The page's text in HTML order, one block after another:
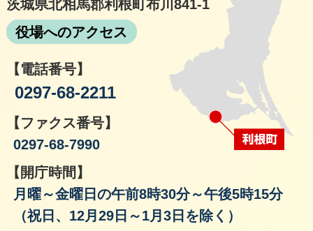
茨城県北相馬郡利根町布川841-1
役場へのアクセス
【電話番号】
0297-68-2211
【ファクス番号】
0297-68-7990
【開庁時間】
月曜～金曜日の午前8時30分～午後5時15分
（祝日、12月29日～1月3日を除く）